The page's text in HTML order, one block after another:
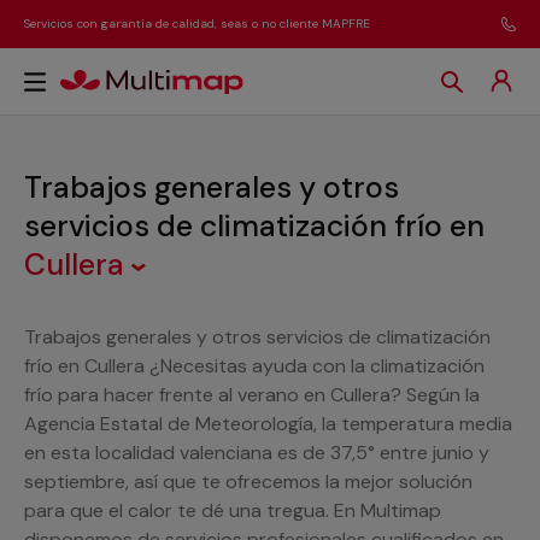
Servicios con garantía de calidad, seas o no cliente MAPFRE
Trabajos generales y otros
servicios de climatización frío en
Cullera
Trabajos generales y otros servicios de climatización
frío en Cullera ¿Necesitas ayuda con la climatización
frío para hacer frente al verano en Cullera? Según la
Agencia Estatal de Meteorología, la temperatura media
en esta localidad valenciana es de 37,5° entre junio y
septiembre, así que te ofrecemos la mejor solución
para que el calor te dé una tregua. En Multimap